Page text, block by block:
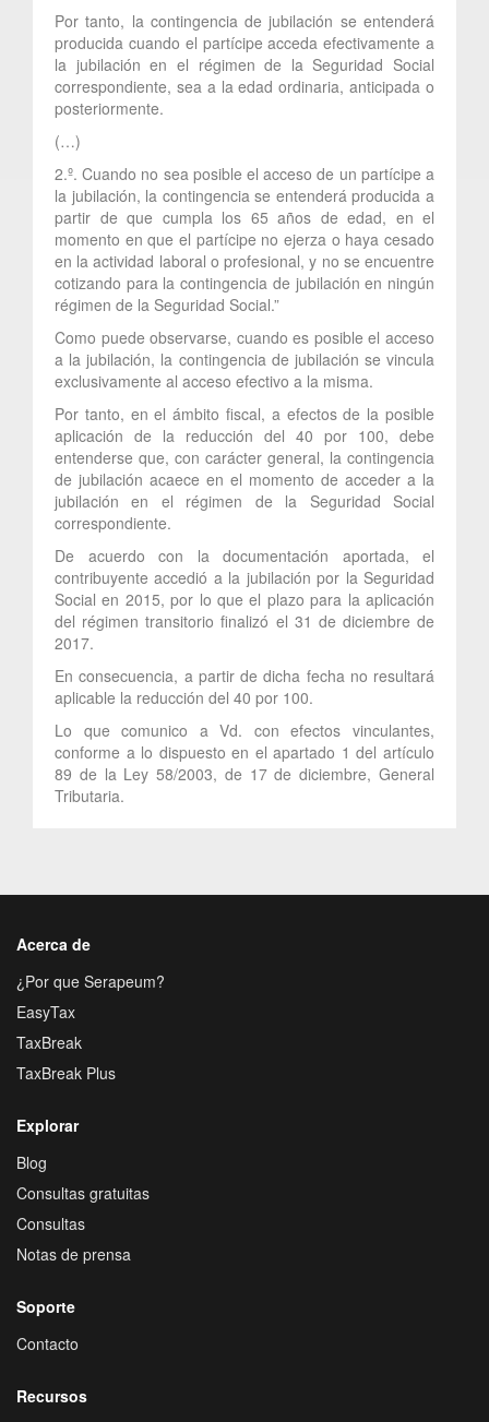
Por tanto, la contingencia de jubilación se entenderá
producida cuando el partícipe acceda efectivamente a
la jubilación en el régimen de la Seguridad Social
correspondiente, sea a la edad ordinaria, anticipada o
posteriormente.
(…)
2.º. Cuando no sea posible el acceso de un partícipe a
la jubilación, la contingencia se entenderá producida a
partir de que cumpla los 65 años de edad, en el
momento en que el partícipe no ejerza o haya cesado
en la actividad laboral o profesional, y no se encuentre
cotizando para la contingencia de jubilación en ningún
régimen de la Seguridad Social.”
Como puede observarse, cuando es posible el acceso
a la jubilación, la contingencia de jubilación se vincula
exclusivamente al acceso efectivo a la misma.
Por tanto, en el ámbito fiscal, a efectos de la posible
aplicación de la reducción del 40 por 100, debe
entenderse que, con carácter general, la contingencia
de jubilación acaece en el momento de acceder a la
jubilación en el régimen de la Seguridad Social
correspondiente.
De acuerdo con la documentación aportada, el
contribuyente accedió a la jubilación por la Seguridad
Social en 2015, por lo que el plazo para la aplicación
del régimen transitorio finalizó el 31 de diciembre de
2017.
En consecuencia, a partir de dicha fecha no resultará
aplicable la reducción del 40 por 100.
Lo que comunico a Vd. con efectos vinculantes,
conforme a lo dispuesto en el apartado 1 del artículo
89 de la Ley 58/2003, de 17 de diciembre, General
Tributaria.
Acerca de
¿Por que Serapeum?
EasyTax
TaxBreak
TaxBreak Plus
Explorar
Blog
Consultas gratuitas
Consultas
Notas de prensa
Soporte
Contacto
Recursos